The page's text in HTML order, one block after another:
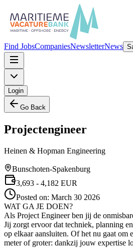
Find JobsCompaniesNewsletterNews
Login
Go Back
Projectengineer
Heinen & Hopman Engineering
Bunschoten-Spakenburg
3,693 - 4,182 EUR
Posted on: March 30 2026
WAT GA JE DOEN?
Als Project Engineer ben jij de
Jij zorgt ervoor dat techniek, planning
op elkaar aansluiten. Of het nu gaat om
meter of groter: dankzij jouw expertise